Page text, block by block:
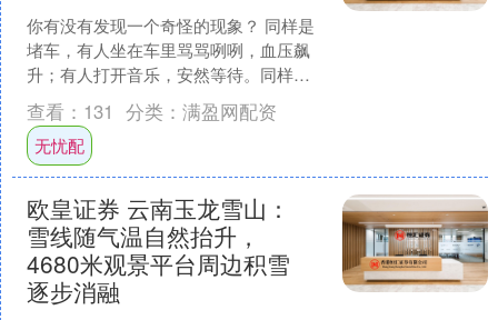
你有没有发现一个奇怪的现象？ 同样是
堵车，有人坐在车里骂骂咧咧，血压飙
升；有人打开音乐，安然等待。同样是
被领导批评，有人整夜失眠、反复内
耗；有人听完就过，该吃饭....
查看： 131 分类： 满盈网配资
无忧配
欧皇证券 云南玉龙雪山：
雪线随气温自然抬升，
4680米观景平台周边积雪
逐步消融